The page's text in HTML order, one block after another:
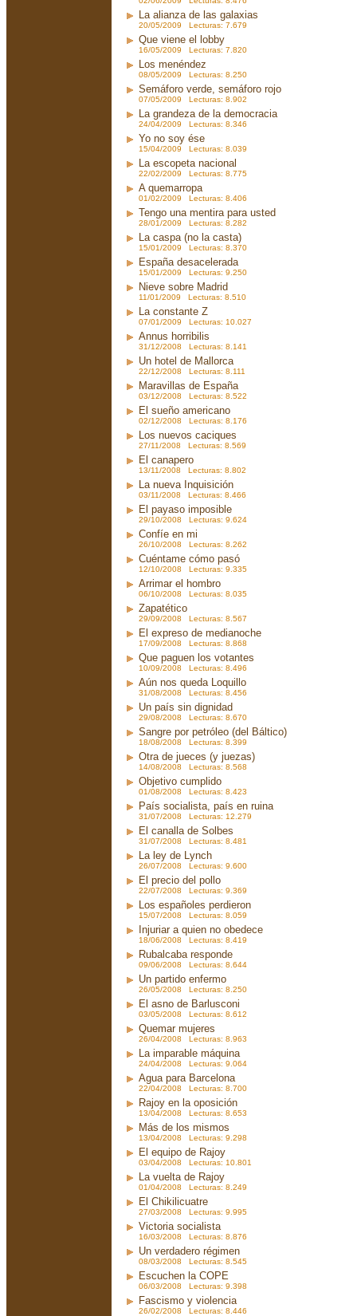
La alianza de las galaxias
20/05/2009 Lecturas: 7.679
Que viene el lobby
16/05/2009 Lecturas: 7.820
Los menéndez
08/05/2009 Lecturas: 8.250
Semáforo verde, semáforo rojo
07/05/2009 Lecturas: 8.902
La grandeza de la democracia
24/04/2009 Lecturas: 8.346
Yo no soy ése
15/04/2009 Lecturas: 8.039
La escopeta nacional
22/02/2009 Lecturas: 8.775
A quemarropa
01/02/2009 Lecturas: 8.406
Tengo una mentira para usted
28/01/2009 Lecturas: 8.282
La caspa (no la casta)
15/01/2009 Lecturas: 8.370
España desacelerada
15/01/2009 Lecturas: 9.250
Nieve sobre Madrid
11/01/2009 Lecturas: 8.510
La constante Z
07/01/2009 Lecturas: 10.027
Annus horribilis
31/12/2008 Lecturas: 8.141
Un hotel de Mallorca
22/12/2008 Lecturas: 8.111
Maravillas de España
03/12/2008 Lecturas: 8.522
El sueño americano
02/12/2008 Lecturas: 8.176
Los nuevos caciques
27/11/2008 Lecturas: 8.569
El canapero
13/11/2008 Lecturas: 8.802
La nueva Inquisición
03/11/2008 Lecturas: 8.466
El payaso imposible
29/10/2008 Lecturas: 9.624
Confíe en mi
26/10/2008 Lecturas: 8.262
Cuéntame cómo pasó
12/10/2008 Lecturas: 9.335
Arrimar el hombro
06/10/2008 Lecturas: 8.035
Zapatético
29/09/2008 Lecturas: 8.567
El expreso de medianoche
17/09/2008 Lecturas: 8.868
Que paguen los votantes
10/09/2008 Lecturas: 8.496
Aún nos queda Loquillo
31/08/2008 Lecturas: 8.456
Un país sin dignidad
29/08/2008 Lecturas: 8.670
Sangre por petróleo (del Báltico)
18/08/2008 Lecturas: 8.399
Otra de jueces (y juezas)
14/08/2008 Lecturas: 8.568
Objetivo cumplido
01/08/2008 Lecturas: 8.423
País socialista, país en ruina
31/07/2008 Lecturas: 12.279
El canalla de Solbes
31/07/2008 Lecturas: 8.481
La ley de Lynch
26/07/2008 Lecturas: 9.600
El precio del pollo
22/07/2008 Lecturas: 9.369
Los españoles perdieron
15/07/2008 Lecturas: 8.059
Injuriar a quien no obedece
18/06/2008 Lecturas: 8.419
Rubalcaba responde
09/06/2008 Lecturas: 8.644
Un partido enfermo
26/05/2008 Lecturas: 8.250
El asno de Barlusconi
03/05/2008 Lecturas: 8.612
Quemar mujeres
26/04/2008 Lecturas: 8.963
La imparable máquina
24/04/2008 Lecturas: 9.064
Agua para Barcelona
22/04/2008 Lecturas: 8.700
Rajoy en la oposición
13/04/2008 Lecturas: 8.653
Más de los mismos
13/04/2008 Lecturas: 9.298
El equipo de Rajoy
03/04/2008 Lecturas: 10.801
La vuelta de Rajoy
01/04/2008 Lecturas: 8.249
El Chikilicuatre
27/03/2008 Lecturas: 9.995
Victoria socialista
16/03/2008 Lecturas: 8.876
Un verdadero régimen
08/03/2008 Lecturas: 8.545
Escuchen la COPE
06/03/2008 Lecturas: 9.398
Fascismo y violencia
26/02/2008 Lecturas: 8.446